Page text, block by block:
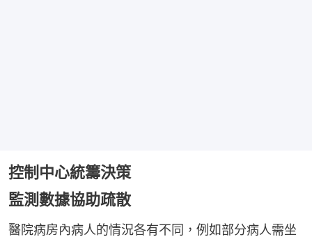
控制中心統籌決策
監測數據協助疏散
醫院病房內病人的情況各有不同，例如部分病人需坐